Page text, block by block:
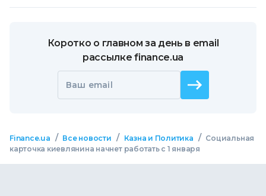
Коротко о главном за день в email
рассылке finance.ua
Ваш email
Finance.ua / Все новости / Казна и Политика / Социальная
карточка киевлянина начнет работать с 1 января